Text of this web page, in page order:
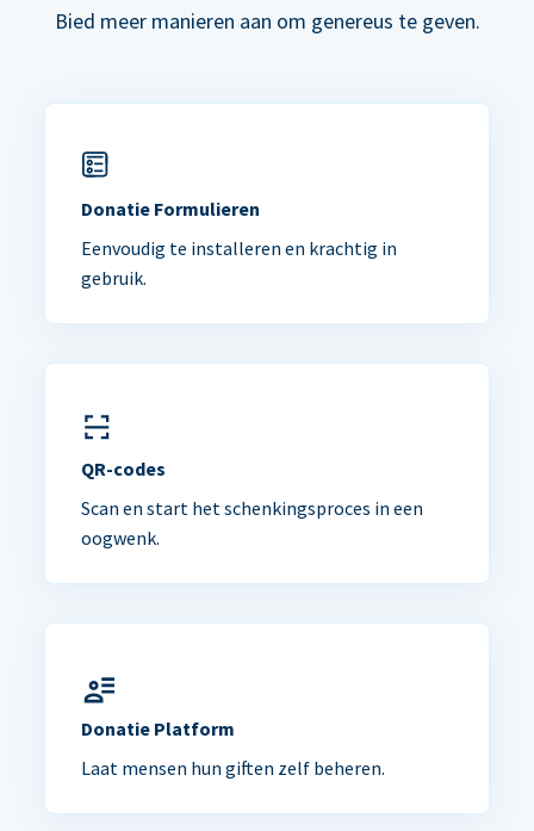
Bied meer manieren aan om genereus te geven.
Donatie Formulieren
Eenvoudig te installeren en krachtig in
gebruik.
QR-codes
Scan en start het schenkingsproces in een
oogwenk.
Donatie Platform
Laat mensen hun giften zelf beheren.